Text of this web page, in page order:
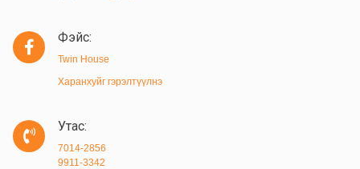
Фэйс:
Twin House
Харанхуйг гэрэлтүүлнэ
Утас:
7014-2856
9911-3342